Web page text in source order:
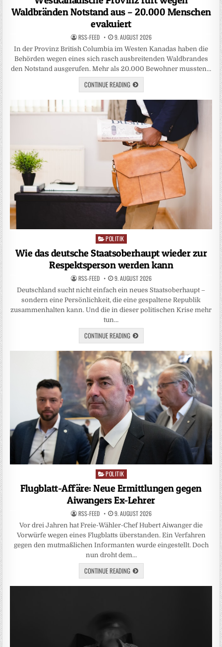
Waldbränden Notstand aus – 20.000 Menschen
evakuiert
RSS-FEED 9. AUGUST 2026
In der Provinz British Columbia im Westen Kanadas haben die
Behörden wegen eines sich rasch ausbreitenden Waldbrandes
den Notstand ausgerufen. Mehr als 20.000 Bewohner mussten…
CONTINUE READING
Posted
in
POLITIK
Wie das deutsche Staatsoberhaupt wieder zur
Respektsperson werden kann
RSS-FEED 9. AUGUST 2026
Deutschland sucht nicht einfach ein neues Staatsoberhaupt –
sondern eine Persönlichkeit, die eine gespaltene Republik
zusammenhalten kann. Und die in dieser politischen Krise mehr
tun…
CONTINUE READING
Posted
in
POLITIK
Flugblatt-Affäre: Neue Ermittlungen gegen
Aiwangers Ex-Lehrer
RSS-FEED 9. AUGUST 2026
Vor drei Jahren hat Freie-Wähler-Chef Hubert Aiwanger die
Vorwürfe wegen eines Flugblatts überstanden. Ein Verfahren
gegen den mutmaßlichen Informanten wurde eingestellt. Doch
nun droht dem…
CONTINUE READING